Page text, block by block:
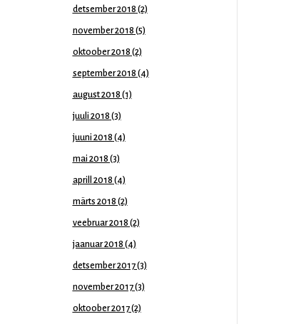
detsember 2018 (2)
november 2018 (5)
oktoober 2018 (2)
september 2018 (4)
august 2018 (1)
juuli 2018 (3)
juuni 2018 (4)
mai 2018 (3)
aprill 2018 (4)
märts 2018 (2)
veebruar 2018 (2)
jaanuar 2018 (4)
detsember 2017(3)
november 2017(3)
oktoober 2017(2)